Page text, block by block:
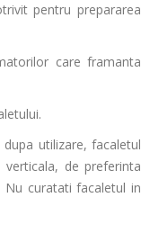
pentru prepararea
care framanta
utilizare, facaletul
de preferinta
Nu curatati facaletul in